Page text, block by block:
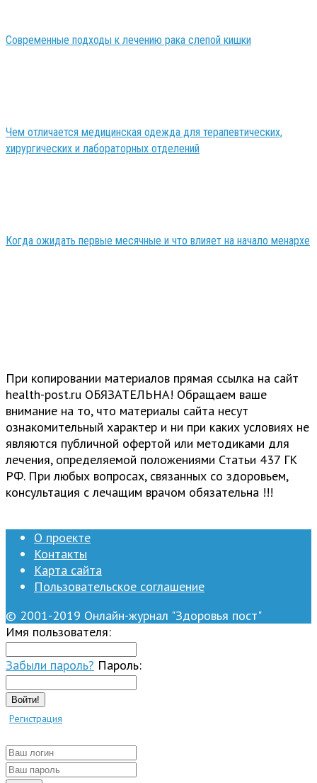
Современные подходы к лечению рака слепой кишки
Чем отличается медицинская одежда для терапевтических,
хирургических и лабораторных отделений
Когда ожидать первые месячные и что влияет на начало менархе
При копировании материалов прямая ссылка на сайт
health-post.ru ОБЯЗАТЕЛЬНА! Обращаем ваше
внимание на то, что материалы сайта несут
ознакомительный характер и ни при каких условиях не
являются публичной офертой или методиками для
лечения, определяемой положениями Статьи 437 ГК
РФ. При любых вопросах, связанных со здоровьем,
консультация с лечащим врачом обязательна !!!
О проекте
Контакты
Карта сайта
Пользовательское соглашение
© 2001-2019 Онлайн-журнал "Здоровья пост"
Имя пользователя:
Забыли пароль? Пароль:
Войти!
Регистрация